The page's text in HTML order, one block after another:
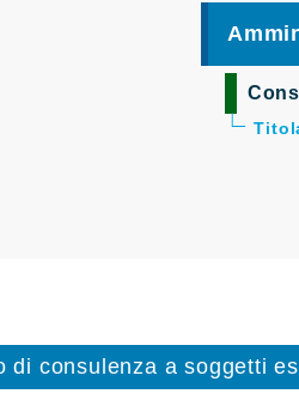
consulenza a soggetti